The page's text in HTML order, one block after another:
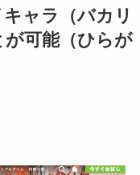
ャラ（バカリ
が可能（ひらが